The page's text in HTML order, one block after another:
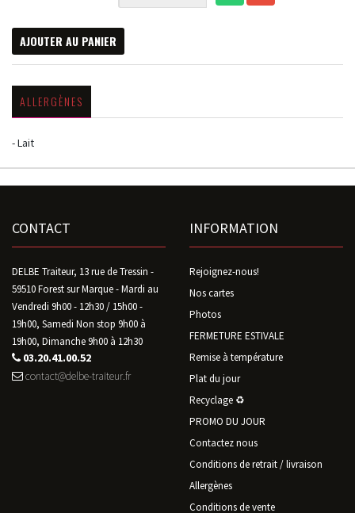
AJOUTER AU PANIER
ALLERGÈNES
- Lait
CONTACT
DELBE Traiteur, 13 rue de Tressin -
59510 Forest sur Marque - Mardi au
Vendredi 9h00 - 12h30 / 15h00 -
19h00, Samedi Non stop 9h00 à
19h00, Dimanche 9h00 à 12h30
03.20.41.00.52
contact@delbe-traiteur.fr
INFORMATION
Rejoignez-nous!
Nos cartes
Photos
FERMETURE ESTIVALE
Remise à température
Plat du jour
Recyclage ♻️
PROMO DU JOUR
Contactez nous
Conditions de retrait / livraison
Allergènes
Conditions de vente